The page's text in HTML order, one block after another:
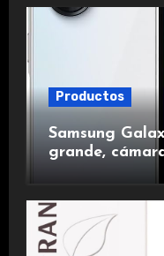
Productos
Samsung
grande,
duradera y
experiencia